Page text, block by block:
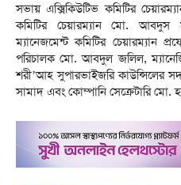
সভায় এক্সিকিউটিভ কমিটির
কমিটির চেয়ারম্যান মো.
ম্যানেজমেন্ট কমিটির চেয়ারম্যান
পরিচালক মো. আবদুল জলিল,
শরী’আহ সুপারভাইজরি কাউন্সিলের
সামাদ এবং কোম্পানি সেক্রেটারি মো.